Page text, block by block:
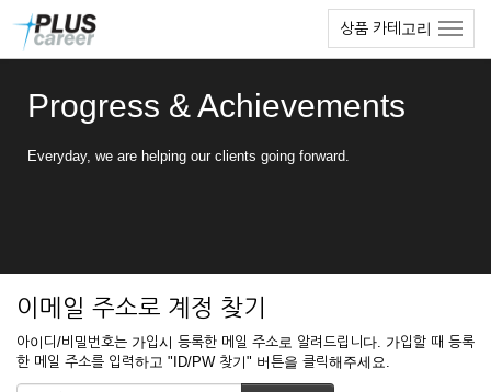
상품 카테고리
Progress & Achievements
Everyday, we are helping our clients going forward.
이메일 주소로 계정 찾기
아이디/비밀번호는 가입시 등록한 메일 주소로 알려드립니다. 가입할 때 등록
한 메일 주소를 입력하고 "ID/PW 찾기" 버튼을 클릭해주세요.